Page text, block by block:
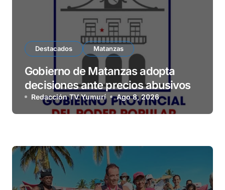
Destacados Matanzas
Gobierno de Matanzas adopta
decisiones ante precios abusivos
Redacción TV Yumurí Ago 8, 2026